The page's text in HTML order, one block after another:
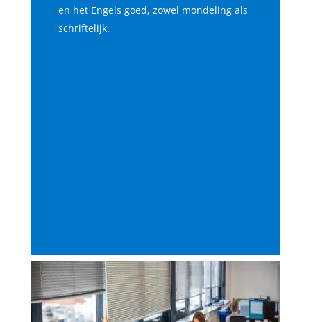
en het Engels goed, zowel mondeling als
schriftelijk.